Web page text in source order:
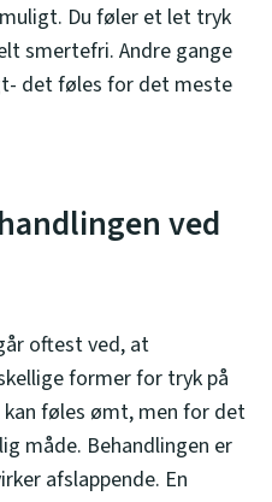
Du føler et let tryk
smertefri. Andre gange
det føles for det meste
ved
oftest ved, at
former for tryk på
føles ømt, men for det
måde. Behandlingen er
afslappende. En